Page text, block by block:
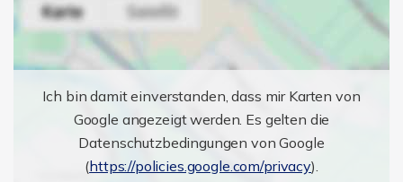
Ich bin damit einverstanden, dass mir Karten von
Google angezeigt werden. Es gelten die
Datenschutzbedingungen von Google
(https://policies.google.com/privacy).